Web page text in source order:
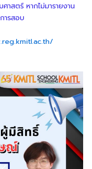
สตร์ หากไม่มารายงาน
ารสอบ